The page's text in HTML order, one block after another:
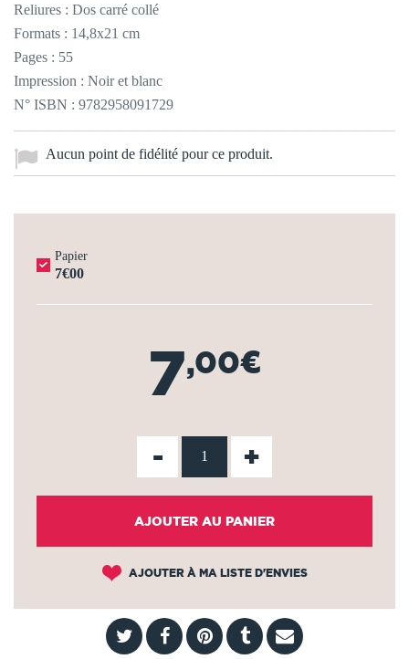
Reliures : Dos carré collé
Formats : 14,8x21 cm
Pages : 55
Impression : Noir et blanc
N° ISBN : 9782958091729
Aucun point de fidélité pour ce produit.
Papier
7€00
7,00€
- +
AJOUTER AU PANIER
AJOUTER À MA LISTE D'ENVIES